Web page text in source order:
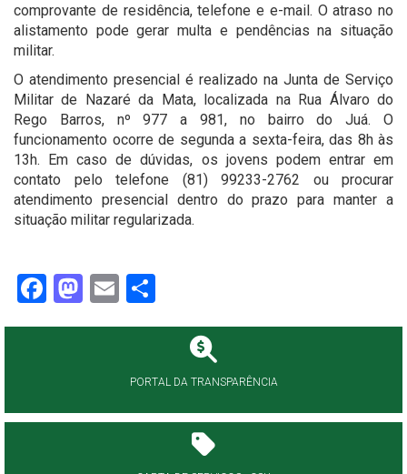
comprovante de residência, telefone e e-mail. O atraso no
alistamento pode gerar multa e pendências na situação
militar.
O atendimento presencial é realizado na Junta de Serviço
Militar de Nazaré da Mata, localizada na Rua Álvaro do
Rego Barros, nº 977 a 981, no bairro do Juá. O
funcionamento ocorre de segunda a sexta-feira, das 8h às
13h. Em caso de dúvidas, os jovens podem entrar em
contato pelo telefone (81) 99233-2762 ou procurar
atendimento presencial dentro do prazo para manter a
situação militar regularizada.
Facebook
Mastodon
Email
PORTAL DA TRANSPARÊNCIA